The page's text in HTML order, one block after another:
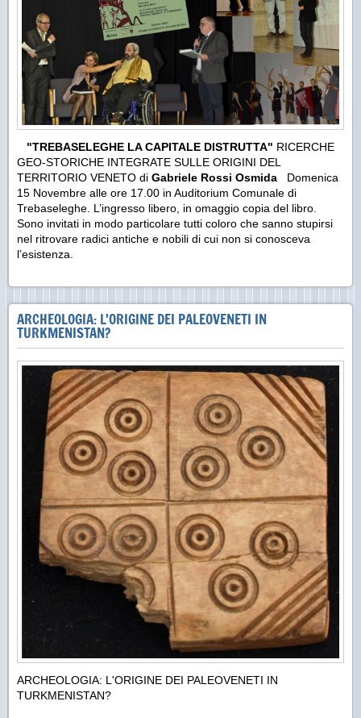
"TREBASELEGHE LA CAPITALE DISTRUTTA" RICERCHE
GEO-STORICHE INTEGRATE SULLE ORIGINI DEL
TERRITORIO VENETO di Gabriele Rossi Osmida Domenica
15 Novembre alle ore 17.00 in Auditorium Comunale di
Trebaseleghe. L’ingresso libero, in omaggio copia del libro.
Sono invitati in modo particolare tutti coloro che sanno stupirsi
nel ritrovare radici antiche e nobili di cui non si conosceva
l’esistenza.
ARCHEOLOGIA: L'ORIGINE DEI PALEOVENETI IN
TURKMENISTAN?
ARCHEOLOGIA: L'ORIGINE DEI PALEOVENETI IN
TURKMENISTAN?